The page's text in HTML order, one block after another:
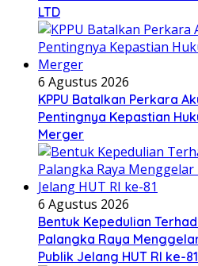
LTD
6 Agustus 2026
KPPU Batalkan Perkara
Pentingnya Kepastian
Merger
6 Agustus 2026
Bentuk Kepedulian
Palangka Raya
Publik Jelang HUT RI ke-81